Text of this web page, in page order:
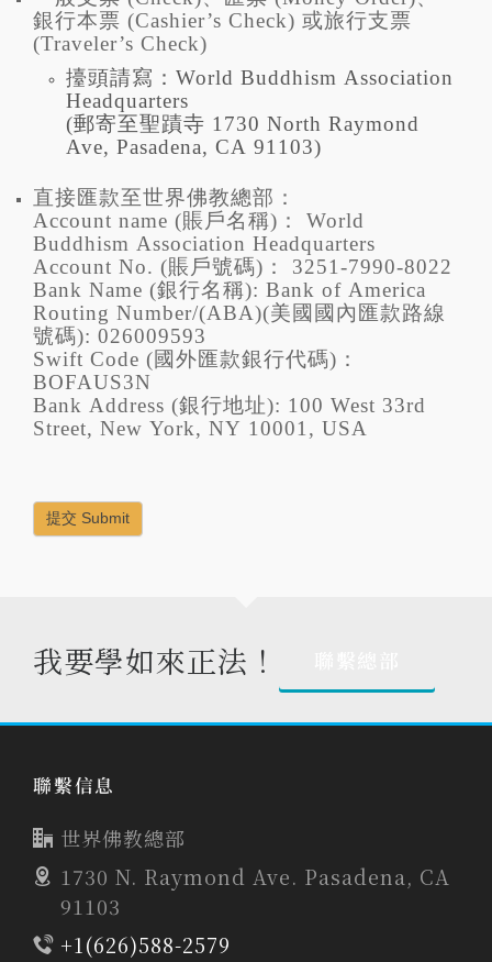
銀行本票 (Cashier’s Check) 或旅行支票
(Traveler’s Check)
擡頭請寫：World Buddhism Association
Headquarters
(郵寄至聖蹟寺 1730 North Raymond
Ave, Pasadena, CA 91103)
直接匯款至世界佛教總部：
Account name (賬戶名稱)： World
Buddhism Association Headquarters
Account No. (賬戶號碼)： 3251-7990-8022
Bank Name (銀行名稱): Bank of America
Routing Number/(ABA)(美國國內匯款路線
號碼): 026009593
Swift Code (國外匯款銀行代碼)：
BOFAUS3N
Bank Address (銀行地址): 100 West 33rd
Street, New York, NY 10001, USA
提交 Submit
我要學如來正法！
聯繫信息
世界佛教總部
1730 N. Raymond Ave. Pasadena, CA
91103
+1(626)588-2579